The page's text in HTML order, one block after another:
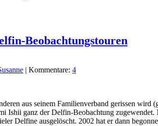
Beobachtungstouren
| Kommentare: 4
aus seinem Familienverband gerissen
Ishii ganz der Delfin-Beobachtung
Delfine ausgelöscht. 2002 hat er dann